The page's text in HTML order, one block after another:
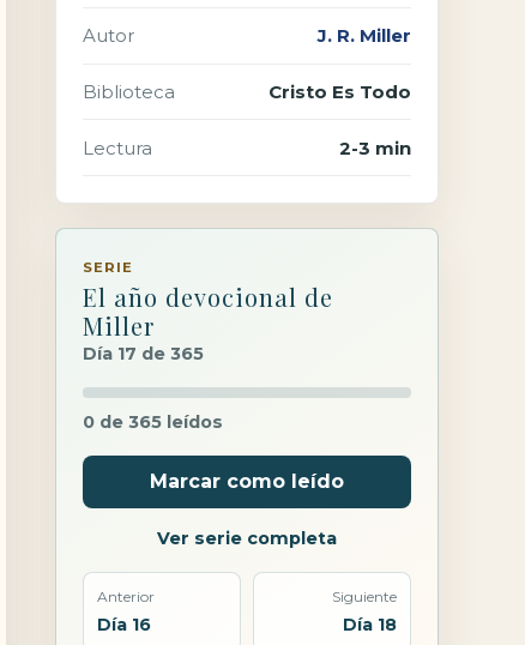
Autor J. R. Miller
Biblioteca Cristo Es Todo
Lectura 2-3 min
SERIE
El año devocional de
Miller
Día 17 de 365
0 de 365 leídos
Marcar como leído
Ver serie completa
Anterior
Día 16
Siguiente
Día 18